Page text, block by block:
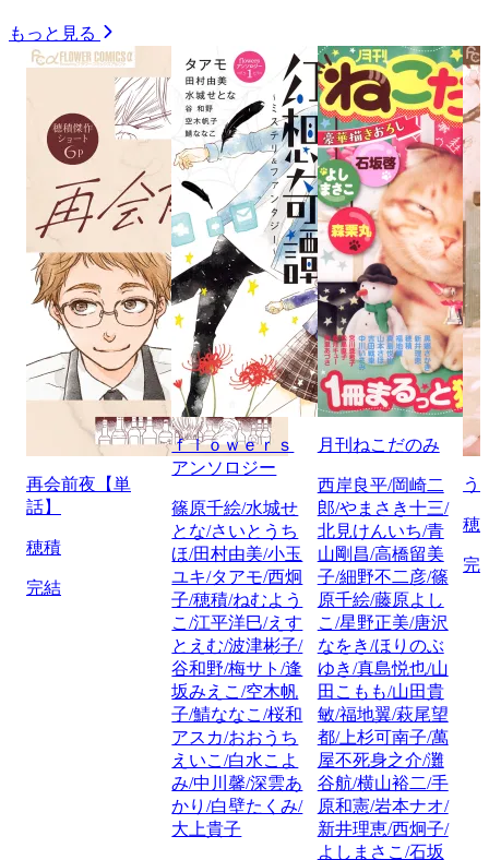
もっと見る
再会前夜【単
話】
穂積
完結
ｆｌｏｗｅｒｓ
アンソロジー
篠原千絵/水城せ
とな/さいとうち
ほ/田村由美/小玉
ユキ/タアモ/西炯
子/穂積/ねむよう
こ/江平洋巳/えす
とえむ/波津彬子/
谷和野/梅サト/逢
坂みえこ/空木帆
子/鯖ななこ/桜和
アスカ/おおうち
えいこ/白水こよ
み/中川馨/深雲あ
かり/白壁たくみ/
大上貴子
月刊ねこだのみ
西岸良平/岡崎二
郎/やまさき十三/
北見けんいち/青
山剛昌/高橋留美
子/細野不二彦/篠
原千絵/藤原よし
こ/星野正美/唐沢
なをき/ほりのぶ
ゆき/真島悦也/山
田こもも/山田貴
敏/福地翼/萩尾望
都/上杉可南子/萬
屋不死身之介/灘
谷航/横山裕二/手
原和憲/岩本ナオ/
新井理恵/西炯子/
よしまさこ/石坂
う
穂
完